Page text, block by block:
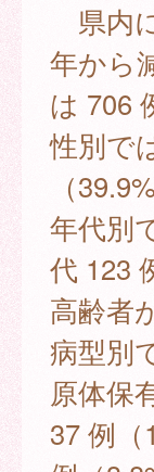
県内
年から
は 706
性別で
（
年代別
代 123
高齢者
病型別
原体保
37 例